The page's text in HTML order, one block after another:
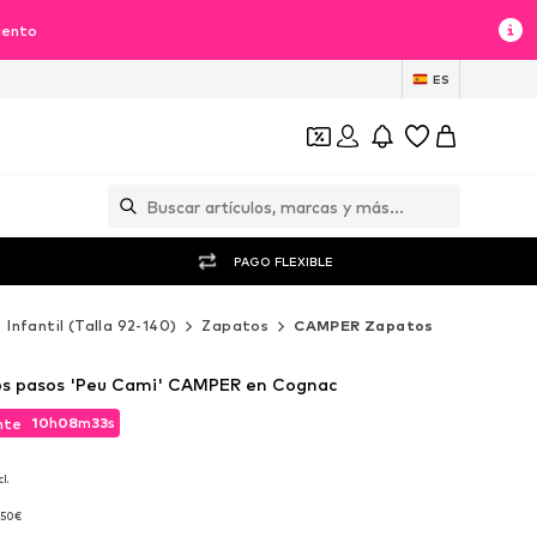
ES
PAGO FLEXIBLE
Infantil (Talla 92-140) Zapatos CAMPER Zapatos
10h08m32s
10h08m32s
pasos 'Peu Cami' CAMPER en Cognac